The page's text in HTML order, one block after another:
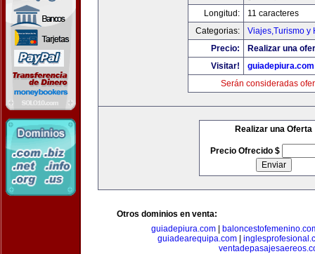
Longitud:
11 caracteres
Categorias:
Viajes,Turismo y
Precio:
Realizar una
Visitar!
guiadepiura.com
Serán consideradas
Realizar una Oferta
Precio Ofrecido $
Otros dominios en venta:
guiadepiura.com|
guiadearequipa.com|